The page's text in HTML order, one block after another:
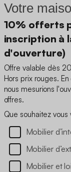
Votre
10% offerts
inscription à
d'ouverture)
Offre valable dès
Hors prix rouges.
nous mesurions
offres.
Que souhaitez vous
Mobilier
Mobilier
Mobilier et